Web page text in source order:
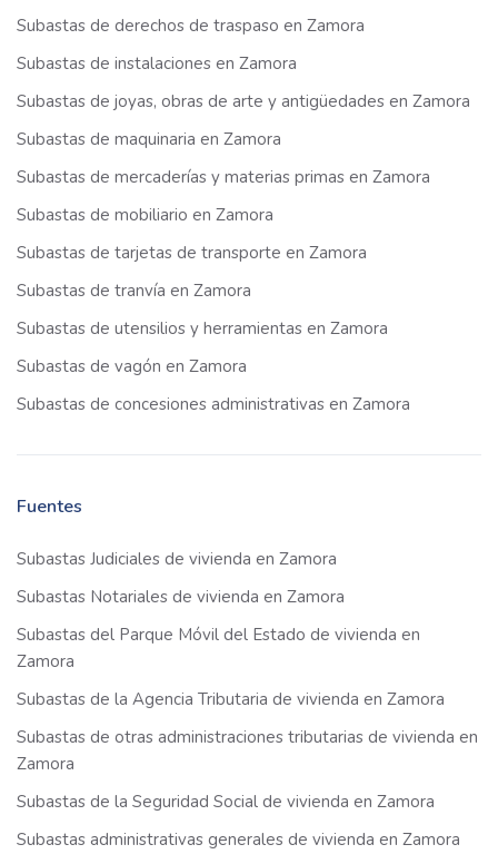
Subastas de derechos de traspaso en Zamora
Subastas de instalaciones en Zamora
Subastas de joyas, obras de arte y antigüedades en Zamora
Subastas de maquinaria en Zamora
Subastas de mercaderías y materias primas en Zamora
Subastas de mobiliario en Zamora
Subastas de tarjetas de transporte en Zamora
Subastas de tranvía en Zamora
Subastas de utensilios y herramientas en Zamora
Subastas de vagón en Zamora
Subastas de concesiones administrativas en Zamora
Fuentes
Subastas Judiciales de vivienda en Zamora
Subastas Notariales de vivienda en Zamora
Subastas del Parque Móvil del Estado de vivienda en
Zamora
Subastas de la Agencia Tributaria de vivienda en Zamora
Subastas de otras administraciones tributarias de vivienda en
Zamora
Subastas de la Seguridad Social de vivienda en Zamora
Subastas administrativas generales de vivienda en Zamora